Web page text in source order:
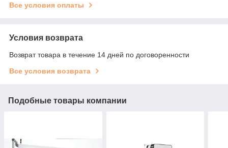
Все условия оплаты
Условия возврата
Возврат товара в течение 14 дней по договоренности
Все условия возврата
Подобные товары компании